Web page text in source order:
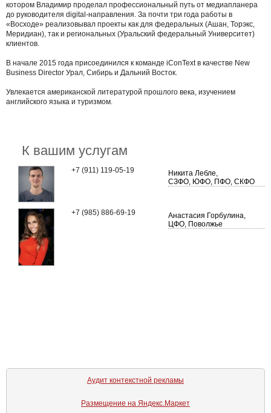
котором Владимир проделал профессиональный путь от медиапланера
до руководителя digital-направления. За почти три года работы в
«Восходе» реализовывал проекты как для федеральных (Ашан, Торэкс,
Меридиан), так и региональных (Уральский федеральный Университет)
клиентов.
В начале 2015 года присоединился к команде iConText в качестве New
Business Director Урал, Сибирь и Дальний Восток.
Увлекается американской литературой прошлого века, изучением
английского языка и туризмом.
К вашим услугам
Никита Лебле,
СЗФО, ЮФО, ПФО, СКФО
+7 (911) 119-05-19
Анастасия Горбулина,
ЦФО, Поволжье
+7 (985) 886-69-19
Аудит контекстной рекламы
Размещение на Яндекс.Маркет